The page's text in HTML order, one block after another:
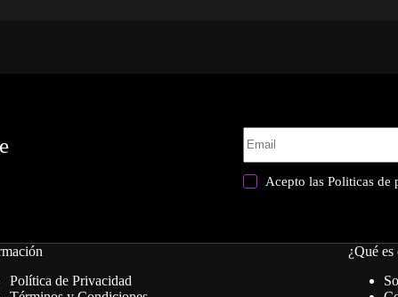
Acepto lasPoliticas de
Política de Privacidad
¿Qué